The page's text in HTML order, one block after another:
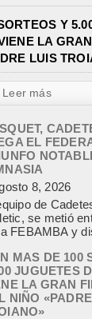
Y
LA
LUIS
Leer más
EL
8, 2026
de
se metió
FEBAMBA y
MAS DE 100
JUGUETES
LA GRAN
NIÑO